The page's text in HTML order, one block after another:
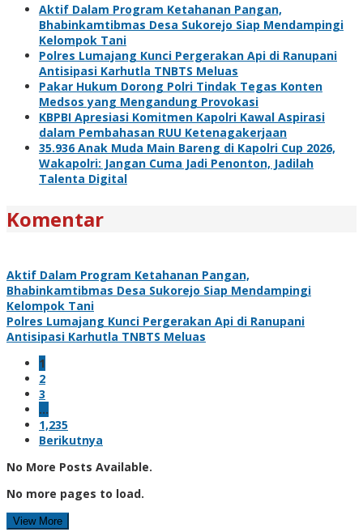
Aktif Dalam Program Ketahanan Pangan,
Bhabinkamtibmas Desa Sukorejo Siap Mendampingi
Kelompok Tani
Polres Lumajang Kunci Pergerakan Api di Ranupani
Antisipasi Karhutla TNBTS Meluas
Pakar Hukum Dorong Polri Tindak Tegas Konten
Medsos yang Mengandung Provokasi
KBPBI Apresiasi Komitmen Kapolri Kawal Aspirasi
dalam Pembahasan RUU Ketenagakerjaan
35.936 Anak Muda Main Bareng di Kapolri Cup 2026,
Wakapolri: Jangan Cuma Jadi Penonton, Jadilah
Talenta Digital
Komentar
Aktif Dalam Program Ketahanan Pangan,
Bhabinkamtibmas Desa Sukorejo Siap Mendampingi
Kelompok Tani
Polres Lumajang Kunci Pergerakan Api di Ranupani
Antisipasi Karhutla TNBTS Meluas
1
2
3
…
1,235
Berikutnya
No More Posts Available.
No more pages to load.
View More